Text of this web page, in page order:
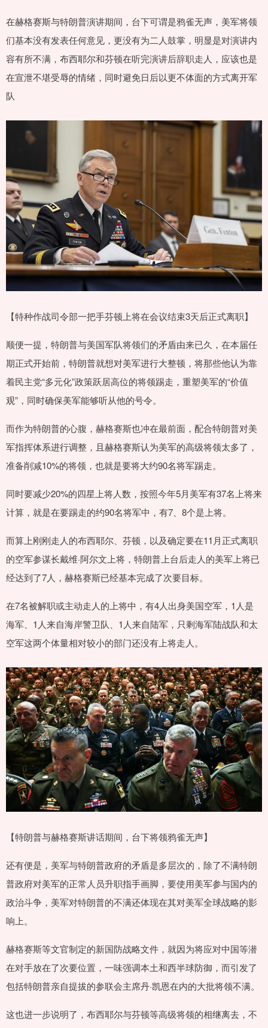
在赫格赛斯与特朗普演讲期间，台下可谓是鸦雀无声，美军将领
们基本没有发表任何意见，更没有为二人鼓掌，明显是对演讲内
容有所不满，布西耶尔和芬顿在听完演讲后辞职走人，应该也是
在宣泄不堪受辱的情绪，同时避免日后以更不体面的方式离开军
队
【特种作战司令部一把手芬顿上将在会议结束3天后正式离职】
顺便一提，特朗普与美国军队将领们的矛盾由来已久，在本届任
期正式开始前，特朗普就想对美军进行大整顿，将那些他认为靠
着民主党“多元化”政策跃居高位的将领踢走，重塑美军的“价值
观”，同时确保美军能够听从他的号令。
而作为特朗普的心腹，赫格赛斯也冲在最前面，配合特朗普对美
军指挥体系进行调整，且赫格赛斯认为美军的高级将领太多了，
准备削减10%的将领，也就是要将大约90名将军踢走。
同时要减少20%的四星上将人数，按照今年5月美军有37名上将来
计算，就是在要踢走的约90名将军中，有7、8个是上将。
而算上刚刚走人的布西耶尔、芬顿，以及确定要在11月正式离职
的空军参谋长戴维·阿尔文上将，特朗普上台后走人的美军上将已
经达到了7人，赫格赛斯已经基本完成了次要目标。
在7名被解职或主动走人的上将中，有4人出身美国空军，1人是
海军、1人来自海岸警卫队、1人来自陆军，只剩海军陆战队和太
空军这两个体量相对较小的部门还没有上将走人。
【特朗普与赫格赛斯讲话期间，台下将领鸦雀无声】
还有便是，美军与特朗普政府的矛盾是多层次的，除了不满特朗
普政府对美军的正常人员升职指手画脚，要使用美军参与国内的
政治斗争，美军对特朗普的不满还体现在其对美军全球战略的影
响上。
赫格赛斯等文官制定的新国防战略文件，就因为将应对中国等潜
在对手放在了次要位置，一味强调本土和西半球防御，而引发了
包括特朗普亲自提拔的参联会主席丹·凯恩在内的大批将领不满。
这也进一步说明了，布西耶尔与芬顿等高级将领的相继离去，不